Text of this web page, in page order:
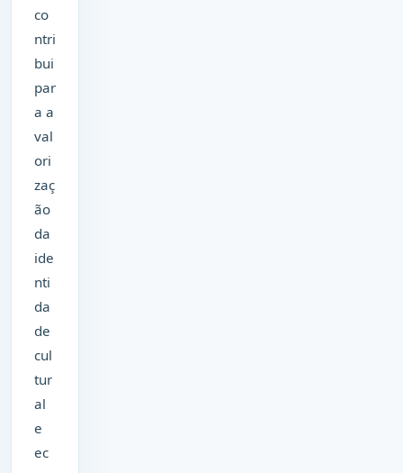
co
ntri
bui
par
a a
val
ori
zaç
ão
da
ide
nti
da
de
cul
tur
al
e
ec